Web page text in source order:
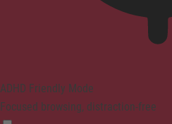
ADHD Friendly Mode
Focused browsing, distraction-free